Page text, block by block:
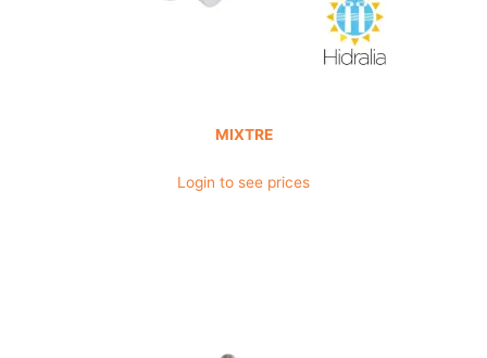
MIXTRE
Login to see prices